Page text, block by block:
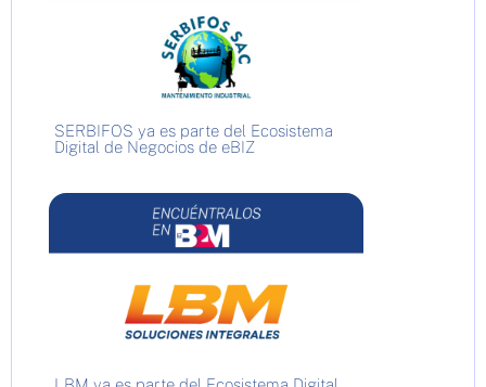
SERBIFOS ya es parte del Ecosistema
Digital de Negocios de eBIZ